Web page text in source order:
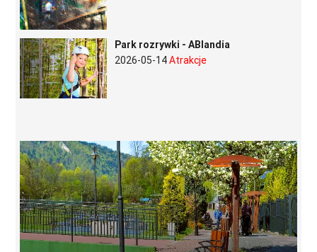
Park rozrywki - ABlandia
2026-05-14Atrakcje